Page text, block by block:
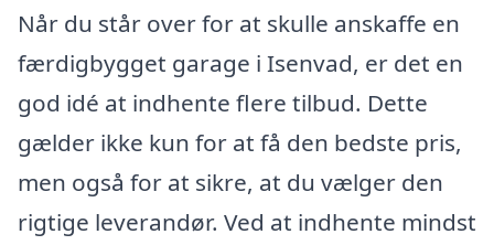
Når du står over for at skulle anskaffe en
færdigbygget garage i Isenvad, er det en
god idé at indhente flere tilbud. Dette
gælder ikke kun for at få den bedste pris,
men også for at sikre, at du vælger den
rigtige leverandør. Ved at indhente mindst